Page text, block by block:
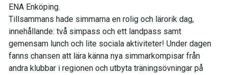
ENA Enköping.
Tillsammans hade simmarna en rolig och lärorik dag,
innehållande: två simpass och ett landpass samt
gemensam lunch och lite sociala aktiviteter! Under dagen
fanns chansen att lära känna nya simmarkompisar från
andra klubbar i regionen och utbyta träningsövningar på